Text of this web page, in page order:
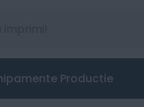
Productie
Laser